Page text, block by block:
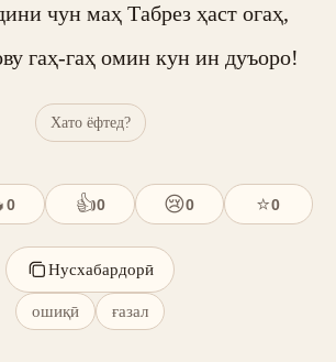
чун маҳ Табрез ҳаст огаҳ,
гаҳ-гаҳ омин кун ин дуъоро!
Хато ёфтед?
0 👍0 😢0 ⭐0
Нусхабардорӣ
ошиқӣ ғазал